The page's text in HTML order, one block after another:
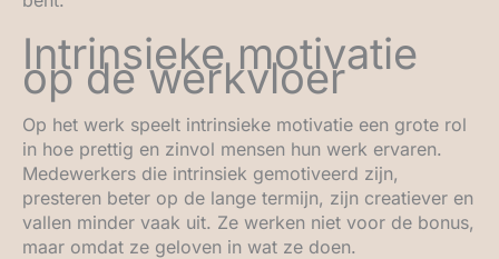
Intrinsieke motivatie
op de werkvloer
Op het werk speelt intrinsieke motivatie een grote rol
in hoe prettig en zinvol mensen hun werk ervaren.
Medewerkers die intrinsiek gemotiveerd zijn,
presteren beter op de lange termijn, zijn creatiever en
vallen minder vaak uit. Ze werken niet voor de bonus,
maar omdat ze geloven in wat ze doen.